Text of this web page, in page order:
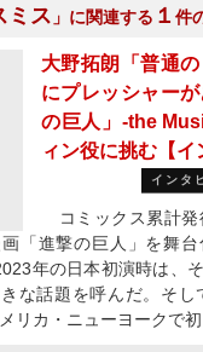
ミス 」に関連する １ 件
大野拓朗「普通
にプレッシャー
の巨人」-the
ィン役に挑む【イ
インタ
コミックス累計発
「進撃の巨人」を舞
年の日本初演時は、
な話題を呼んだ。そし
リカ・ニューヨークで初